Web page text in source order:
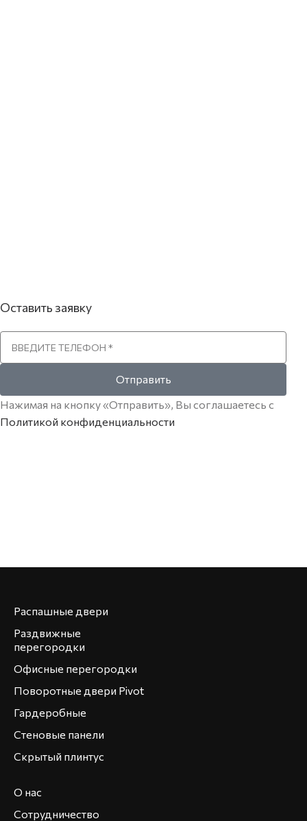
Оставить заявку
Отправить
Нажимая на кнопку «Отправить», Вы соглашаетесь с
Политикой конфиденциальности
Распашные двери
Раздвижные
перегородки
Офисные перегородки
Поворотные двери Pivot
Гардеробные
Стеновые панели
Скрытый плинтус
О нас
Сотрудничество